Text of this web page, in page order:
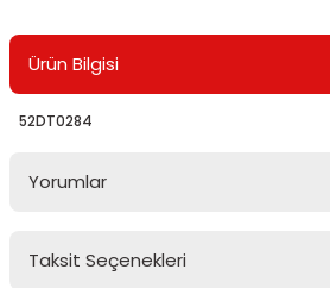
Ürün Bilgisi
52DT0284
Yorumlar
Taksit Seçenekleri